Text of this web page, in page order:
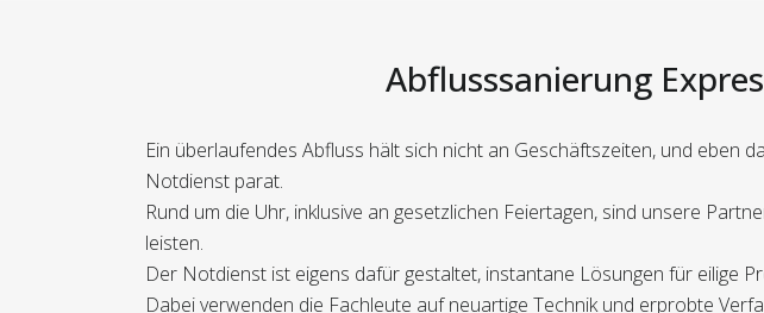
Abflusssanierung
Ein überlaufendes Abfluss hält sich nicht an Geschäftszeiten, und eben
Notdienst parat.
Rund um die Uhr, inklusive an gesetzlichen Feiertagen, sind unsere
leisten.
Der Notdienst ist eigens dafür gestaltet, instantane Lösungen für eilige
Dabei verwenden die Fachleute auf neuartige Technik und erprobte